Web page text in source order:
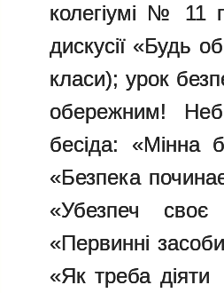
колегіумі № 11
дискусії «Будь
класи); урок
обережним!
бесіда: «Мінна
«Безпека
«Убезпеч
«Первинні
«Як треба